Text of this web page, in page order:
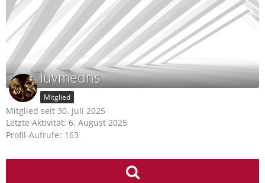
luvmedns
Mitglied
Mitglied seit 30. Juli 2025
Letzte Aktivität: 6. August 2025
Profil-Aufrufe 163